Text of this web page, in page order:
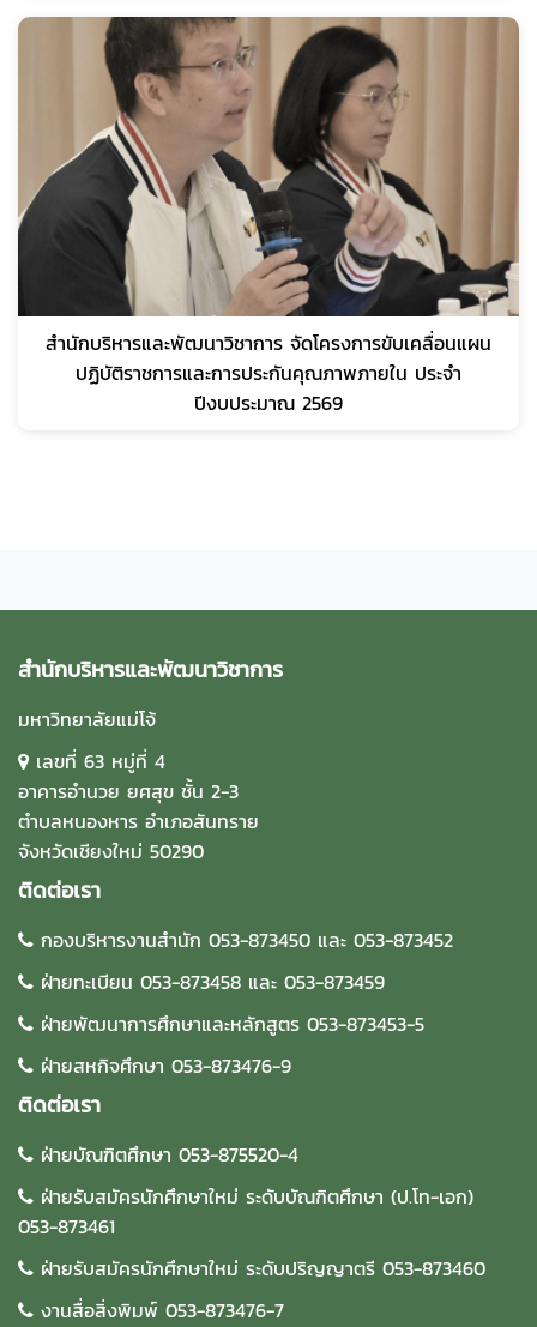
สำนักบริหารและพัฒนาวิชาการ จัดโครงการขับเคลื่อนแผน
ปฏิบัติราชการและการประกันคุณภาพภายใน ประจำ
ปีงบประมาณ 2569
สำนักบริหารและพัฒนาวิชาการ
มหาวิทยาลัยแม่โจ้
เลขที่ 63 หมู่ที่ 4
อาคารอำนวย ยศสุข ชั้น 2-3
ตำบลหนองหาร อำเภอสันทราย
จังหวัดเชียงใหม่ 50290
ติดต่อเรา
กองบริหารงานสำนัก 053-873450 และ 053-873452
ฝ่ายทะเบียน 053-873458 และ 053-873459
ฝ่ายพัฒนาการศึกษาและหลักสูตร 053-873453-5
ฝ่ายสหกิจศึกษา 053-873476-9
ติดต่อเรา
ฝ่ายบัณฑิตศึกษา 053-875520-4
ฝ่ายรับสมัครนักศึกษาใหม่ ระดับบัณฑิตศึกษา (ป.โท-เอก)
053-873461
ฝ่ายรับสมัครนักศึกษาใหม่ ระดับปริญญาตรี 053-873460
งานสื่อสิ่งพิมพ์ 053-873476-7